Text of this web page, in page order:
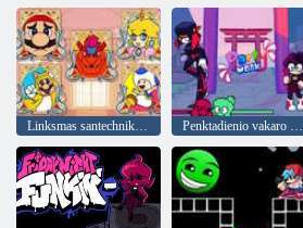
Linksmas santechniko dažymas Penktadienio vakaro linksmybių savaitė